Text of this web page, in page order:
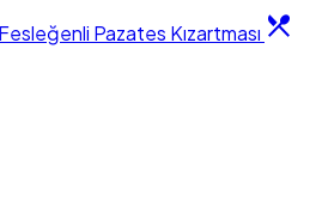
Fesleğenli Pazates Kızartması restaurant_menu